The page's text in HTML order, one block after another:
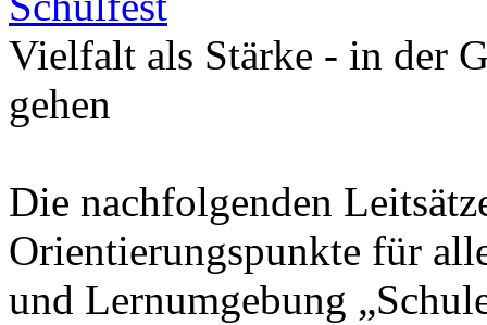
Vielfalt als Stärke - in der
gehen
Die nachfolgenden
Orientierungspunkte für
und Lernumgebung